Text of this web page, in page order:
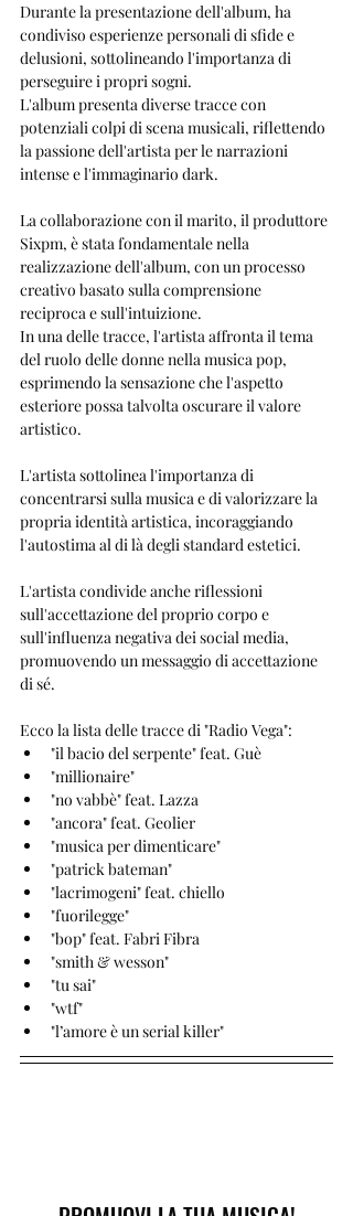
Durante la presentazione dell'album, ha
condiviso esperienze personali di sfide e
delusioni, sottolineando l'importanza di
perseguire i propri sogni.
L'album presenta diverse tracce con
potenziali colpi di scena musicali, riflettendo
la passione dell'artista per le narrazioni
intense e l'immaginario dark.
La collaborazione con il marito, il produttore
Sixpm, è stata fondamentale nella
realizzazione dell'album, con un processo
creativo basato sulla comprensione
reciproca e sull'intuizione.
In una delle tracce, l'artista affronta il tema
del ruolo delle donne nella musica pop,
esprimendo la sensazione che l'aspetto
esteriore possa talvolta oscurare il valore
artistico.
L'artista sottolinea l'importanza di
concentrarsi sulla musica e di valorizzare la
propria identità artistica, incoraggiando
l'autostima al di là degli standard estetici.
L'artista condivide anche riflessioni
sull'accettazione del proprio corpo e
sull'influenza negativa dei social media,
promuovendo un messaggio di accettazione
di sé.
Ecco la lista delle tracce di "Radio Vega":
"il bacio del serpente" feat. Guè
"millionaire"
"no vabbè" feat. Lazza
"ancora" feat. Geolier
"musica per dimenticare"
"patrick bateman"
"lacrimogeni" feat. chiello
"fuorilegge"
"bop" feat. Fabri Fibra
"smith & wesson"
"tu sai"
"wtf"
"l’amore è un serial killer"